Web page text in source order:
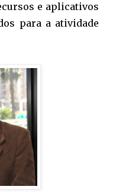
e aplicativos
para a atividade